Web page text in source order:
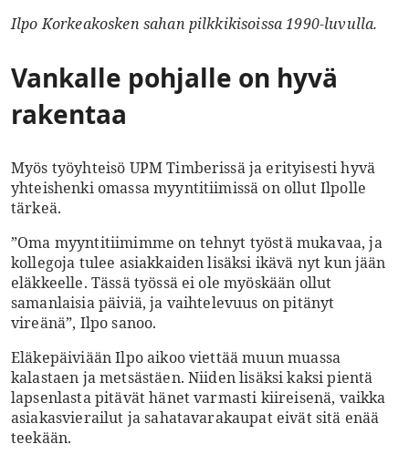
Ilpo Korkeakosken sahan pilkkikisoissa 1990-luvulla.
Vankalle pohjalle on hyvä
rakentaa
Myös työyhteisö UPM Timberissä ja erityisesti hyvä
yhteishenki omassa myyntitiimissä on ollut Ilpolle
tärkeä.
”Oma myyntitiimimme on tehnyt työstä mukavaa, ja
kollegoja tulee asiakkaiden lisäksi ikävä nyt kun jään
eläkkeelle. Tässä työssä ei ole myöskään ollut
samanlaisia päiviä, ja vaihtelevuus on pitänyt
vireänä”, Ilpo sanoo.
Eläkepäiviään Ilpo aikoo viettää muun muassa
kalastaen ja metsästäen. Niiden lisäksi kaksi pientä
lapsenlasta pitävät hänet varmasti kiireisenä, vaikka
asiakasvierailut ja sahatavarakaupat eivät sitä enää
teekään.